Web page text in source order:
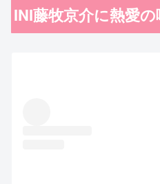
INI藤牧京介に熱愛